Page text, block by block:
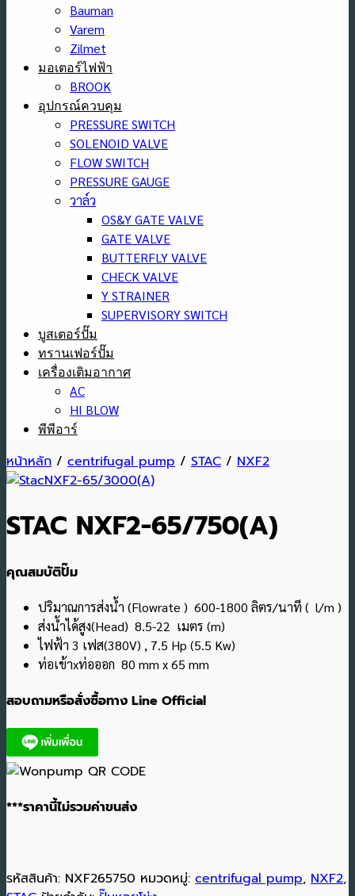
Bauman
Varem
Zilmet
มอเตอร์ไฟฟ้า
BROOK
อุปกรณ์ควบคุม
PRESSURE SWITCH
SOLENOID VALVE
FLOW SWITCH
PRESSURE GAUGE
วาล์ว
OS&Y GATE VALVE
GATE VALVE
BUTTERFLY VALVE
CHECK VALVE
Y STRAINER
SUPERVISORY SWITCH
บูสเตอร์ปั๊ม
ทรานเฟอร์ปั๊ม
เครื่องเติมอากาศ
AC
HI BLOW
พีพีอาร์
หน้าหลัก / centrifugal pump / STAC / NXF2
STAC NXF2-65/750(A)
คุณสมบัติปั๊ม
ปริมาณการส่งน้ำ (Flowrate ) 600-1800 ลิตร/นาที ( l/m )
ส่งน้ำได้สูง(Head) 8.5-22 เมตร (m)
ไฟฟ้า 3 เฟส(380V) , 7.5 Hp (5.5 Kw)
ท่อเข้าxท่อออก 80 mm x 65 mm
สอบถามหรือสั่งซื้อทาง Line Official
***ราคานี้ไม่รวมค่าขนส่ง
รหัสสินค้า: NXF265750 หมวดหมู่: centrifugal pump, NXF2,